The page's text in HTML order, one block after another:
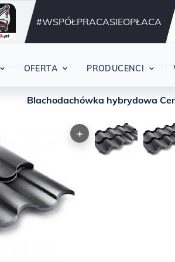
#WSPÓŁPRACASIEOPŁACA
OFERTA PRODUCENCI
hybrydowe blachodachówka
Blachodachówka hybrydowa
+